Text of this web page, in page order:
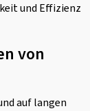
und Effizienz
von
auf langen